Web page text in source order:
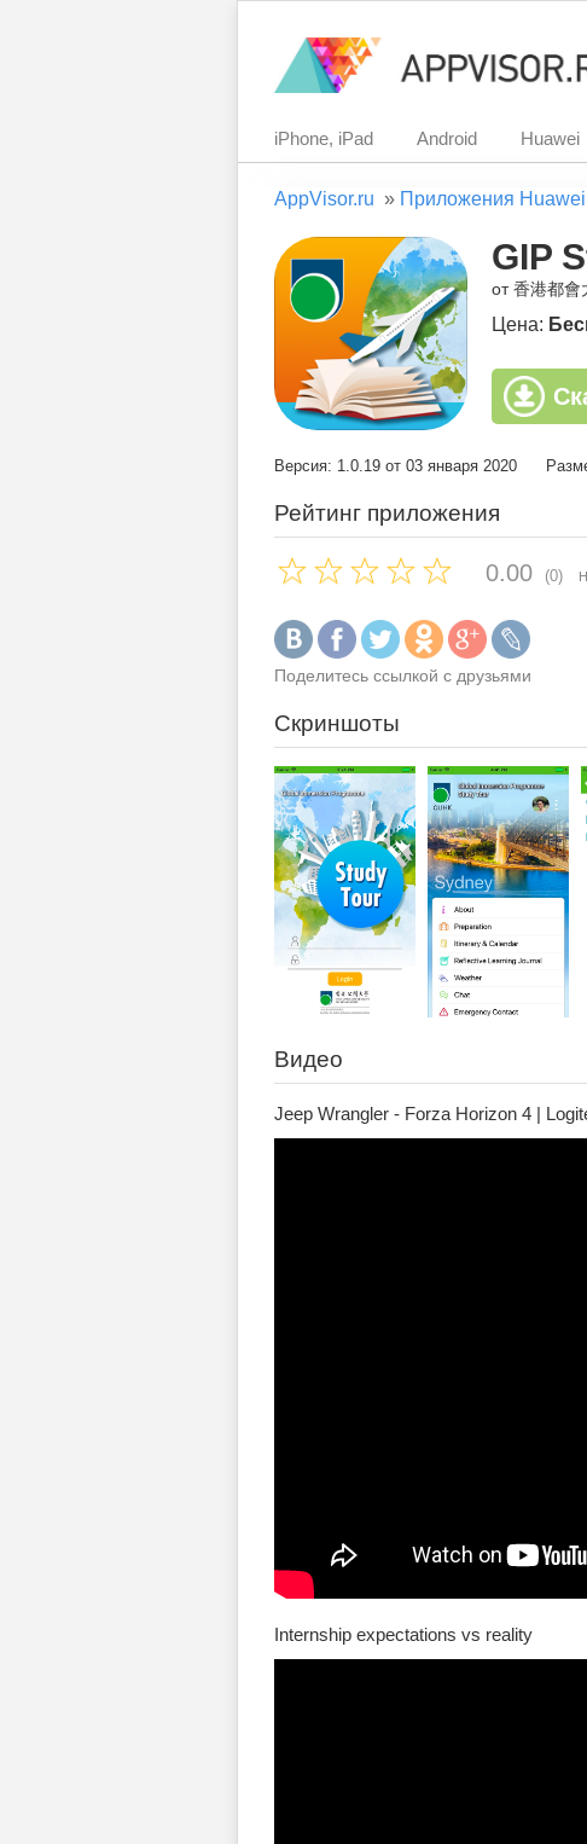
iPhone, iPad Android Huawei
AppVisor.ru » Приложения Huawei
GIP
от 香港都會
Цена:
Версия: 1.0.19 от 03 января 2020
Рейтинг приложения
0.00 (0)
Поделитесь ссылкой с друзьями
Скриншоты
Видео
Jeep Wrangler - Forza Horizon 4 |
Internship expectations vs reality